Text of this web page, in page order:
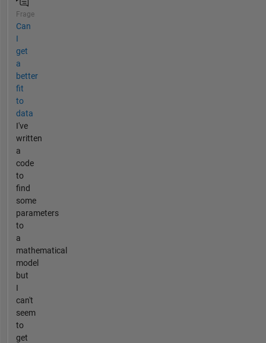
Frage
Can
I
get
a
better
fit
to
data
I've
written
a
code
to
find
some
parameters
to
a
mathematical
model
but
I
can't
seem
to
get